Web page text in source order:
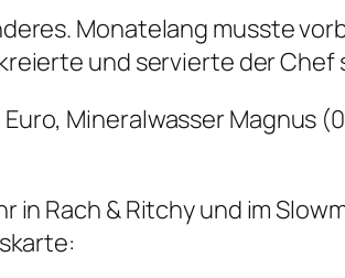
Monatelang musste
und servierte der Chef
Mineralwasser Magnus
Rach & Ritchy und im